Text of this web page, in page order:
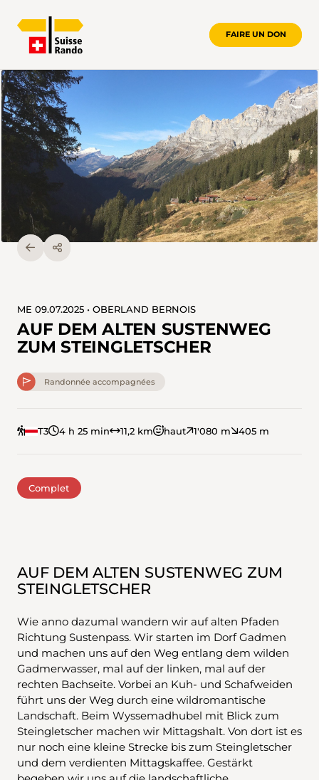
FAIRE UN DON
ME 09.07.2025 • OBERLAND BERNOIS
AUF DEM ALTEN SUSTENWEG
ZUM STEINGLETSCHER
Randonnée accompagnées
T3 4 h 25 min 11,2 km haut 1'080 m 405 m
Complet
AUF DEM ALTEN SUSTENWEG ZUM
STEINGLETSCHER
Wie anno dazumal wandern wir auf alten Pfaden
Richtung Sustenpass. Wir starten im Dorf Gadmen
und machen uns auf den Weg entlang dem wilden
Gadmerwasser, mal auf der linken, mal auf der
rechten Bachseite. Vorbei an Kuh- und Schafweiden
führt uns der Weg durch eine wildromantische
Landschaft. Beim Wyssemadhubel mit Blick zum
Steingletscher machen wir Mittagshalt. Von dort ist es
nur noch eine kleine Strecke bis zum Steingletscher
und dem verdienten Mittagskaffee. Gestärkt